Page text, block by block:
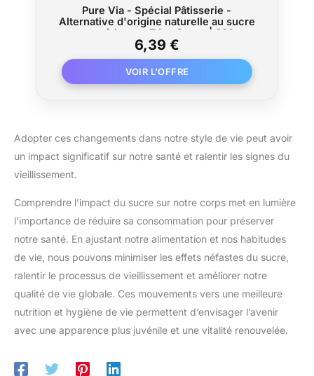
Pure Via - Spécial Pâtisserie -
Alternative d'origine naturelle au sucre
pour pâtisser - Zéro Sucre | 380g
6,39 €
Adopter ces changements dans notre style de vie peut avoir
un impact significatif sur notre santé et ralentir les signes du
vieillissement.
Comprendre l’impact du sucre sur notre corps met en lumière
l’importance de réduire sa consommation pour préserver
notre santé. En ajustant notre alimentation et nos habitudes
de vie, nous pouvons minimiser les effets néfastes du sucre,
ralentir le processus de vieillissement et améliorer notre
qualité de vie globale. Ces mouvements vers une meilleure
nutrition et hygiène de vie permettent d’envisager l’avenir
avec une apparence plus juvénile et une vitalité renouvelée.